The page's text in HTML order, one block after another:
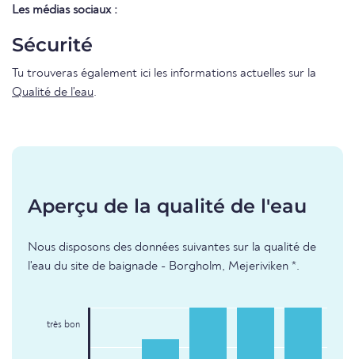
Les médias sociaux :
Sécurité
Tu trouveras également ici les informations actuelles sur la
Qualité de l'eau.
Aperçu de la qualité de l'eau
Nous disposons des données suivantes sur la qualité de
l'eau du site de baignade - Borgholm, Mejeriviken *.
très bon